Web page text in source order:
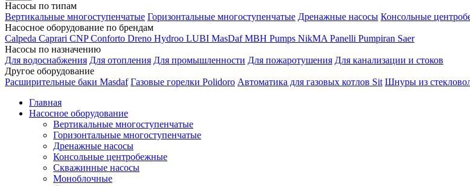
Насосы по типам
Вертикальные многоступенчатые Горизонтальные многоступенчатые Дренажные насосы Консольные
Насосное оборудование по брендам
Calpeda Caprari CNP Conforto Dreno Hydroo LUBI MasDaf MBH Pumps NikMA Panelli Pumpiran Saer
Насосы по назначению
Для водоснабжения Для отопления Для промышленности Для пожаротушения Для канализации и стоков
Другое оборудование
Расширительные баки Masdaf Газовые горелки Polidoro Автоматика для газовых котлов Sit Шнуры из
Главная
Насосное оборудование
Вертикальные многоступенчатые
Горизонтальные многоступенчатые
Дренажные насосы
Консольные центробежные
Скважинные насосы
Моноблочные